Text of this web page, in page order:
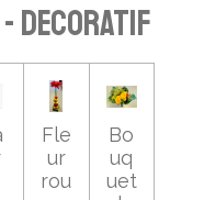
DECORATIF
Fle
ur
rou
Bo
uq
uet